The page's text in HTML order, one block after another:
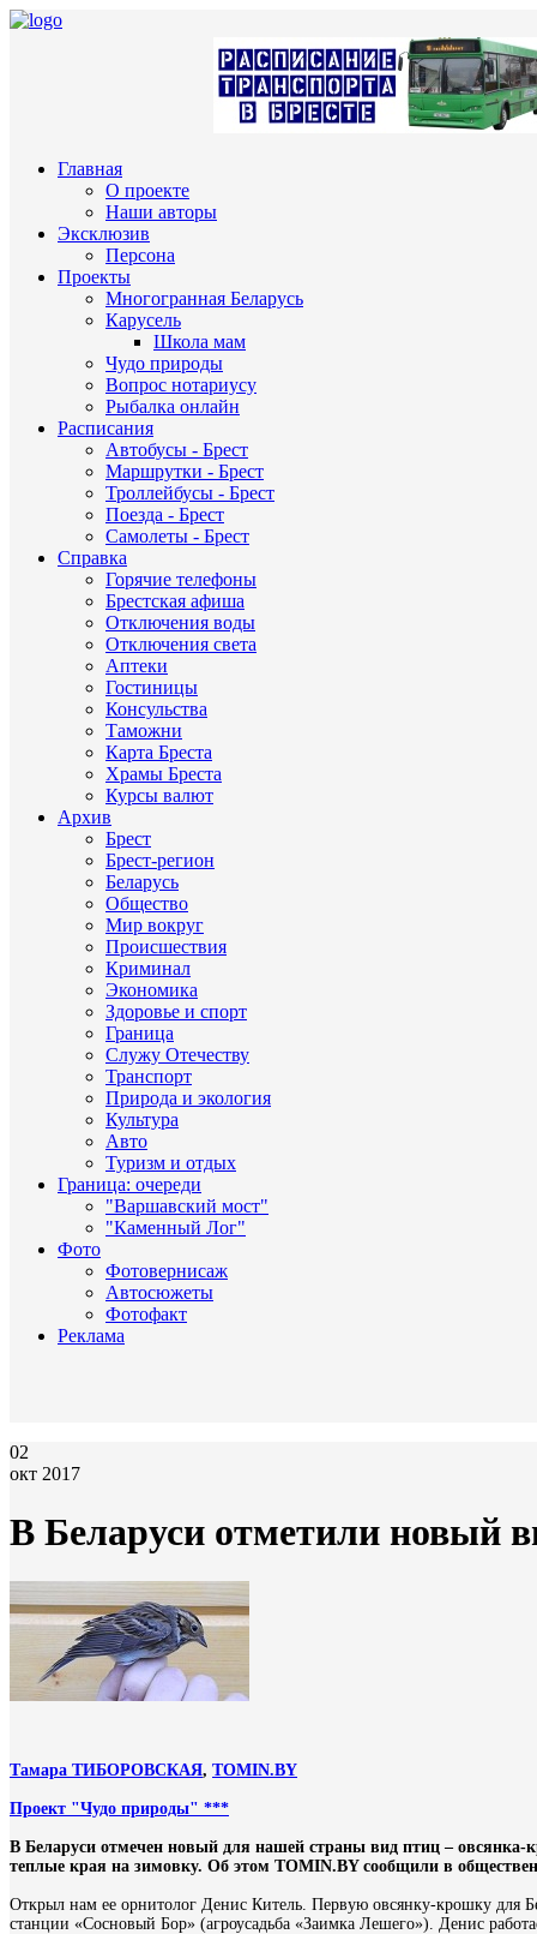
Главная
О проекте
Наши авторы
Эксклюзив
Персона
Проекты
Многогранная Беларусь
Карусель
Школа мам
Чудо природы
Вопрос нотариусу
Рыбалка онлайн
Расписания
Автобусы - Брест
Маршрутки - Брест
Троллейбусы - Брест
Поезда - Брест
Самолеты - Брест
Справка
Горячие телефоны
Брестская афиша
Отключения воды
Отключения света
Аптеки
Гостиницы
Консульства
Таможни
Карта Бреста
Храмы Бреста
Курсы валют
Архив
Брест
Брест-регион
Беларусь
Общество
Мир вокруг
Происшествия
Криминал
Экономика
Здоровье и спорт
Граница
Служу Отечеству
Транспорт
Природа и экология
Культура
Авто
Туризм и отдых
Граница: очереди
"Варшавский мост"
"Каменный Лог"
Фото
Фотовернисаж
Автосюжеты
Фотофакт
Реклама
02
окт 2017
В Беларуси отметили новый
Тамара ТИБОРОВСКАЯ, TOMIN.BY
Проект "Чудо природы" ***
В Беларуси отмечен новый для нашей страны вид птиц –
теплые края на зимовку. Об этом TOMIN.BY сообщили в
Открыл нам ее орнитолог Денис Китель. Первую овсянку-крошку для
станции «Сосновый Бор» (агроусадьба «Заимка Лешего»). Денис